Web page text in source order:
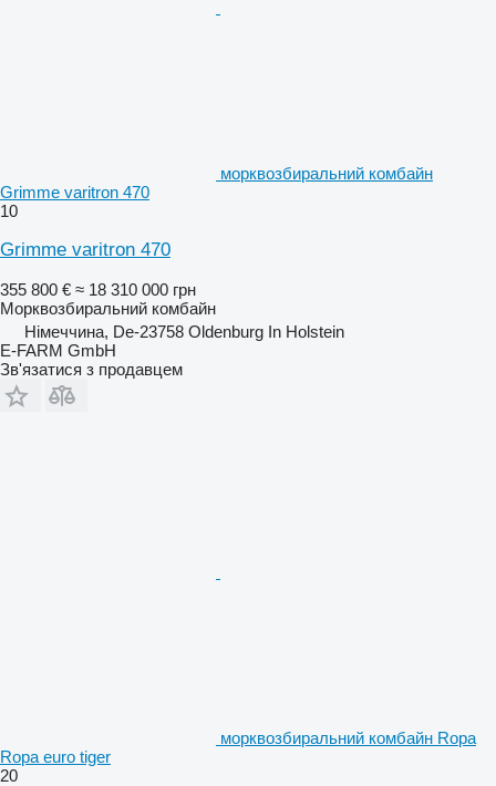
морквозбиральний комбайн
Grimme varitron 470
10
Grimme varitron 470
355 800 € ≈ 18 310 000 грн
Морквозбиральний комбайн
Німеччина, De-23758 Oldenburg In Holstein
E-FARM GmbH
Зв'язатися з продавцем
морквозбиральний комбайн Ropa
Ropa euro tiger
20